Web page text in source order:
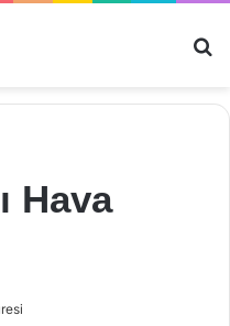
Hava